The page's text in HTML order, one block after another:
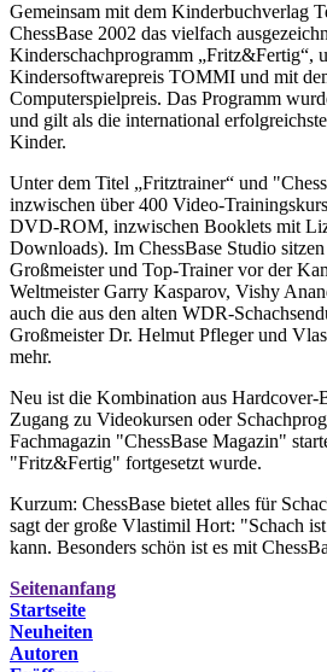
Gemeinsam mit dem Kinderbuchverlag
ChessBase 2002 das vielfach
Kinderschachprogramm „Fritz&Fertig“,
Kindersoftwarepreis TOMMI und mit
Computerspielpreis. Das Programm
und gilt als die international
Kinder.
Unter dem Titel „Fritztrainer“ und
inzwischen über 400 Video-
DVD-ROM, inzwischen Booklets mit
Downloads). Im ChessBase Studio
Großmeister und Top-Trainer vor der
Weltmeister Garry Kasparov, Vishy
auch die aus den alten WDR-
Großmeister Dr. Helmut Pfleger und
mehr.
Neu ist die Kombination aus Hardcover-
Zugang zu Videokursen oder
Fachmagazin "ChessBase Magazin"
"Fritz&Fertig" fortgesetzt wurde.
Kurzum: ChessBase bietet alles für
sagt der große Vlastimil Hort: "Schach
kann. Besonders schön ist es mit
Seitenanfang
Startseite
Neuheiten
Autoren